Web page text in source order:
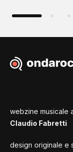
webzine musicale
Claudio Fabretti
design originale e